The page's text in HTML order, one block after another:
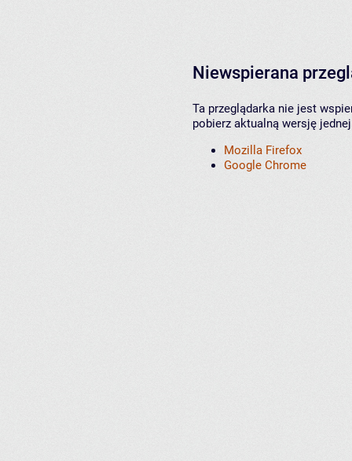
Niewspierana
Ta przeglądarka nie jest
pobierz aktualną wersję
Mozilla Firefox
Google Chrome